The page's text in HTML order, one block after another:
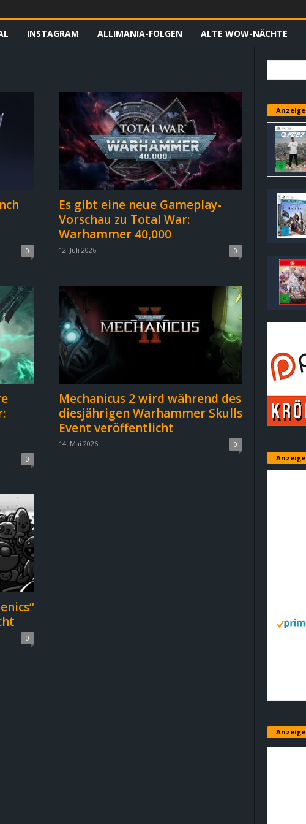
INSTAGRAM ALLIMANIA-FOLGEN ALTE WOW-NÄCHTE
0
Es gibt eine neue Gameplay-
Vorschau zu Total War:
Warhammer 40,000
12. Juli 2026 0
0
Mechanicus 2 wird während des
diesjährigen Warhammer Skulls
Event veröffentlicht
14. Mai 2026 0
0
Anzeige
Anzeige
Anzeige